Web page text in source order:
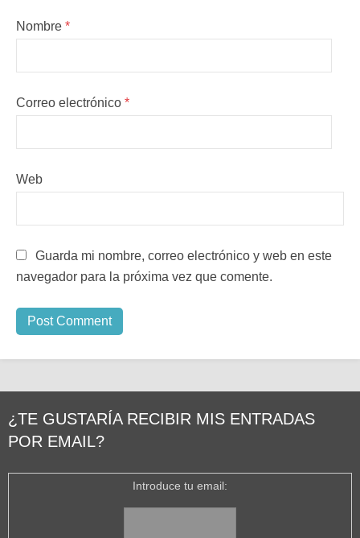
Nombre *
Correo electrónico *
Web
Guarda mi nombre, correo electrónico y web en este
navegador para la próxima vez que comente.
¿TE GUSTARÍA RECIBIR MIS ENTRADAS
POR EMAIL?
Introduce tu email: